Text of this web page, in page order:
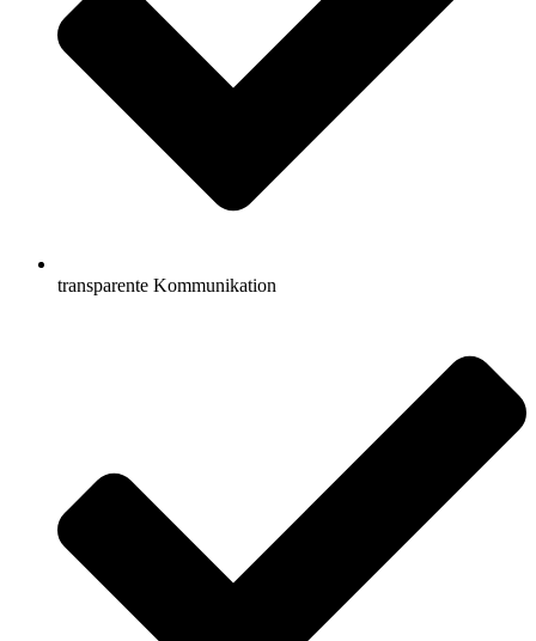
transparente Kommunikation